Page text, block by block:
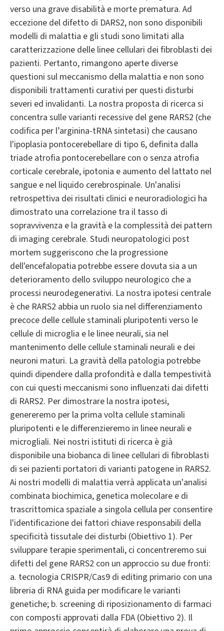
verso una grave disabilità e morte prematura. Ad
eccezione del difetto di DARS2, non sono disponibili
modelli di malattia e gli studi sono limitati alla
caratterizzazione delle linee cellulari dei fibroblasti dei
pazienti. Pertanto, rimangono aperte diverse
questioni sul meccanismo della malattia e non sono
disponibili trattamenti curativi per questi disturbi
severi ed invalidanti. La nostra proposta di ricerca si
concentra sulle varianti recessive del gene RARS2 (che
codifica per l’arginina-tRNA sintetasi) che causano
l'ipoplasia pontocerebellare di tipo 6, definita dalla
triade atrofia pontocerebellare con o senza atrofia
corticale cerebrale, ipotonia e aumento del lattato nel
sangue e nel liquido cerebrospinale. Un'analisi
retrospettiva dei risultati clinici e neuroradiologici ha
dimostrato una correlazione tra il tasso di
sopravvivenza e la gravità e la complessità dei pattern
di imaging cerebrale. Studi neuropatologici post
mortem suggeriscono che la progressione
dell'encefalopatia potrebbe essere dovuta sia a un
deterioramento dello sviluppo neurologico che a
processi neurodegenerativi. La nostra ipotesi centrale
è che RARS2 abbia un ruolo sia nel differenziamento
precoce delle cellule staminali pluripotenti verso le
cellule di microglia e le linee neurali, sia nel
mantenimento delle cellule staminali neurali e dei
neuroni maturi. La gravità della patologia potrebbe
quindi dipendere dalla profondità e dalla tempestività
con cui questi meccanismi sono influenzati dai difetti
di RARS2. Per dimostrare la nostra ipotesi,
genereremo per la prima volta cellule staminali
pluripotenti e le differenzieremo in linee neurali e
microgliali. Nei nostri istituti di ricerca è già
disponibile una biobanca di linee cellulari di fibroblasti
di sei pazienti portatori di varianti patogene in RARS2.
Ai nostri modelli di malattia verrà applicata un'analisi
combinata biochimica, genetica molecolare e di
trascrittomica spaziale a singola cellula per consentire
l'identificazione dei fattori chiave responsabili della
specificità tissutale dei disturbi (Obiettivo 1). Per
sviluppare terapie sperimentali, ci concentreremo sui
difetti del gene RARS2 con un approccio su due fronti:
a. tecnologia CRISPR/Cas9 di editing primario con una
libreria di RNA guida per modificare le varianti
genetiche; b. screening di riposizionamento di farmaci
con composti approvati dalla FDA (Obiettivo 2). Il